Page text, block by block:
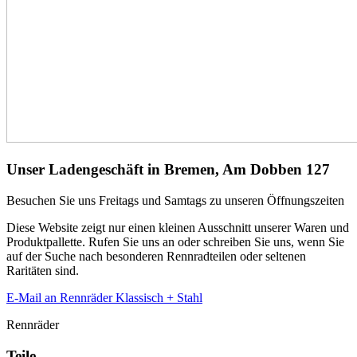
Unser Ladengeschäft in Bremen, Am Dobben 127
Besuchen Sie uns Freitags und Samtags zu unseren Öffnungszeiten
Diese Website zeigt nur einen kleinen Ausschnitt unserer Waren und
Produktpallette. Rufen Sie uns an oder schreiben Sie uns, wenn Sie
auf der Suche nach besonderen Rennradteilen oder seltenen
Raritäten sind.
E-Mail an Rennräder Klassisch + Stahl
Rennräder